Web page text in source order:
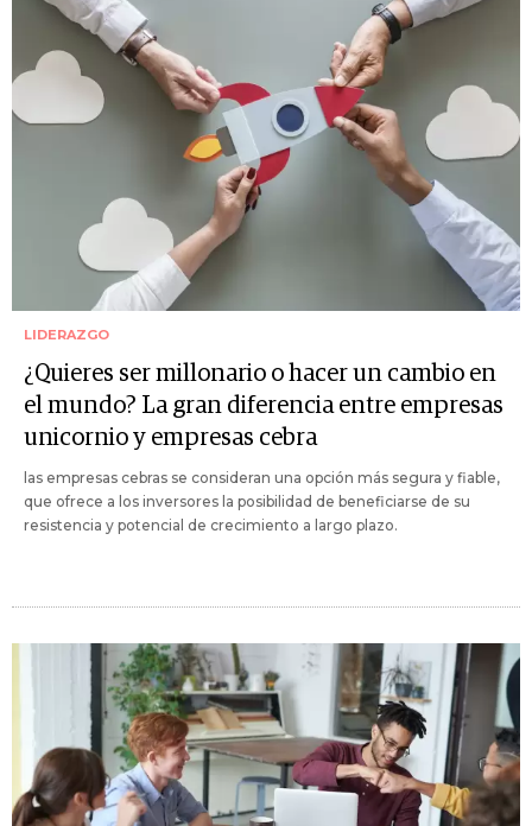
LIDERAZGO
¿Quieres ser millonario o hacer un cambio en
el mundo? La gran diferencia entre empresas
unicornio y empresas cebra
las empresas cebras se consideran una opción más segura y fiable,
que ofrece a los inversores la posibilidad de beneficiarse de su
resistencia y potencial de crecimiento a largo plazo.